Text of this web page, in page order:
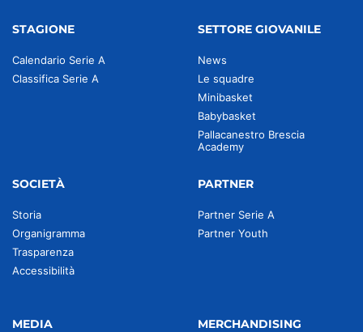
STAGIONE
Calendario Serie A
Classifica Serie A
SETTORE GIOVANILE
News
Le squadre
Minibasket
Babybasket
Pallacanestro Brescia
Academy
SOCIETÀ
Storia
Organigramma
Trasparenza
Accessibilità
PARTNER
Partner Serie A
Partner Youth
MEDIA MERCHANDISING